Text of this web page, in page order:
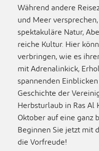
Während andere
und Meer
spektakuläre Natur,
reiche Kultur. Hier
verbringen, wie es
mit Adrenalinkick,
spannenden
Geschichte der
Herbsturlaub in Ras Al
Oktober auf eine ganz
Beginnen Sie jetzt mit
die Vorfreude!